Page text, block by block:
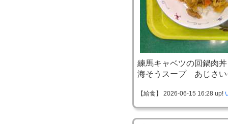
練馬キャベツの回鍋肉丼
海そうスープ あじさい
【給食】 2026-06-15 16:28 up!